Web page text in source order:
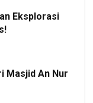
Eksplorasi
Masjid An Nur